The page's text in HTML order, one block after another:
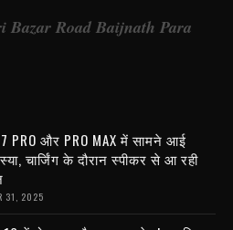
Bazar Road Baijnath Para
PRO और PRO MAX में सामने आई
चार्जिंग के दौरान स्पीकर से आ रही
31, 2025